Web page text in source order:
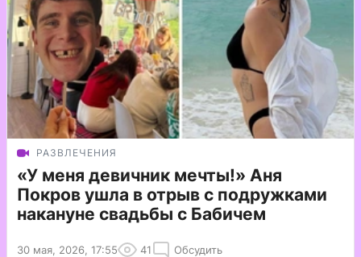
РАЗВЛЕЧЕНИЯ
«У меня девичник мечты!» Аня
Покров ушла в отрыв с подружками
накануне свадьбы с Бабичем
30 мая, 2026, 17:55 41 Обсудить